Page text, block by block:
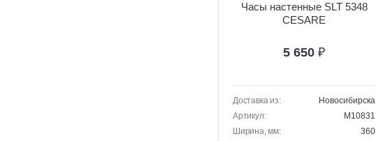
Часы настенные SLT 5348
CESARE
5 650 ₽
Доставка из:
Новосибирска
Артикул:
M10831
Ширина, мм:
360